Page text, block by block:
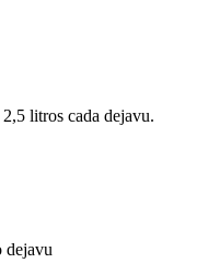
litros cada dejavu.
dejavu